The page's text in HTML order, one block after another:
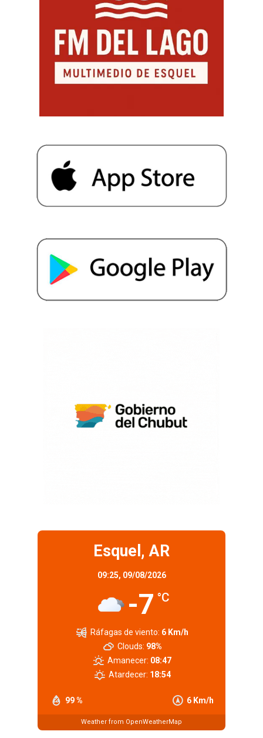
Esquel, AR
09:25, 09/08/2026
-7 °C
99 % 6 Km/h
Ráfagas de viento: 6 Km/h
Clouds: 98%
Amanecer: 08:47
Atardecer: 18:54
Weather from OpenWeatherMap